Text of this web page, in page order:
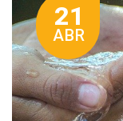
21
ABR